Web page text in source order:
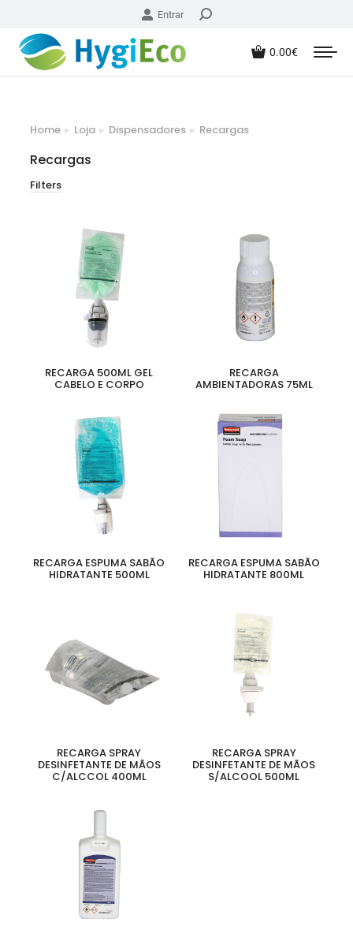
Entrar
0.00€
Recargas
Filters
You are here:
Home Loja Dispensadores Recargas
RECARGA 500ML GEL
CABELO E CORPO
RECARGA
AMBIENTADORAS 75ML
RECARGA ESPUMA SABÃO
HIDRATANTE 500ML
RECARGA ESPUMA SABÃO
HIDRATANTE 800ML
RECARGA SPRAY
DESINFETANTE DE MÃOS
C/ALCCOL 400ML
RECARGA SPRAY
DESINFETANTE DE MÃOS
S/ALCOOL 500ML